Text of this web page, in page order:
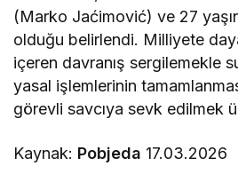
(Marko Jaćimović) ve 27
olduğu belirlendi. Milliyete
içeren davranış sergilemekle
yasal işlemlerinin
görevli savcıya sevk edilmek
Kaynak: Pobjeda 17.03.2026